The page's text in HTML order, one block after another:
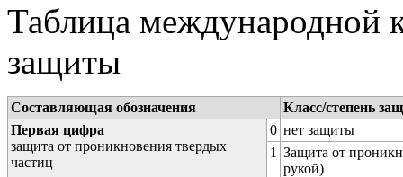
Таблица международной
защиты
Составляющая обозначения
Класс/степень
Первая цифра
защита от проникновения твердых
частиц
0 нет защиты
1 Защита от
рукой)